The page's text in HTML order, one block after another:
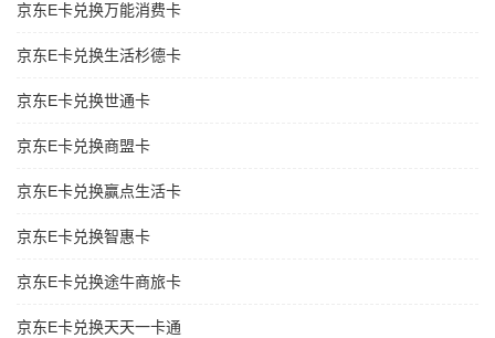
京东E卡兑换万能消费卡
京东E卡兑换生活杉德卡
京东E卡兑换世通卡
京东E卡兑换商盟卡
京东E卡兑换赢点生活卡
京东E卡兑换智惠卡
京东E卡兑换途牛商旅卡
京东E卡兑换天天一卡通